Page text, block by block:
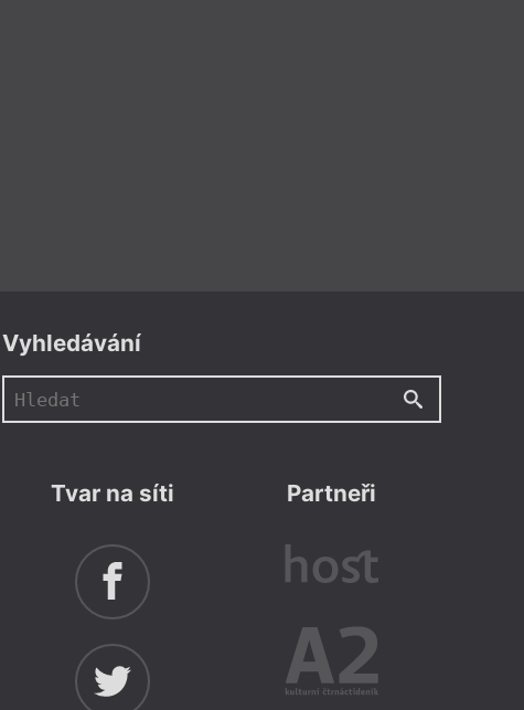
Vyhledávání
Tvar na síti Partneři